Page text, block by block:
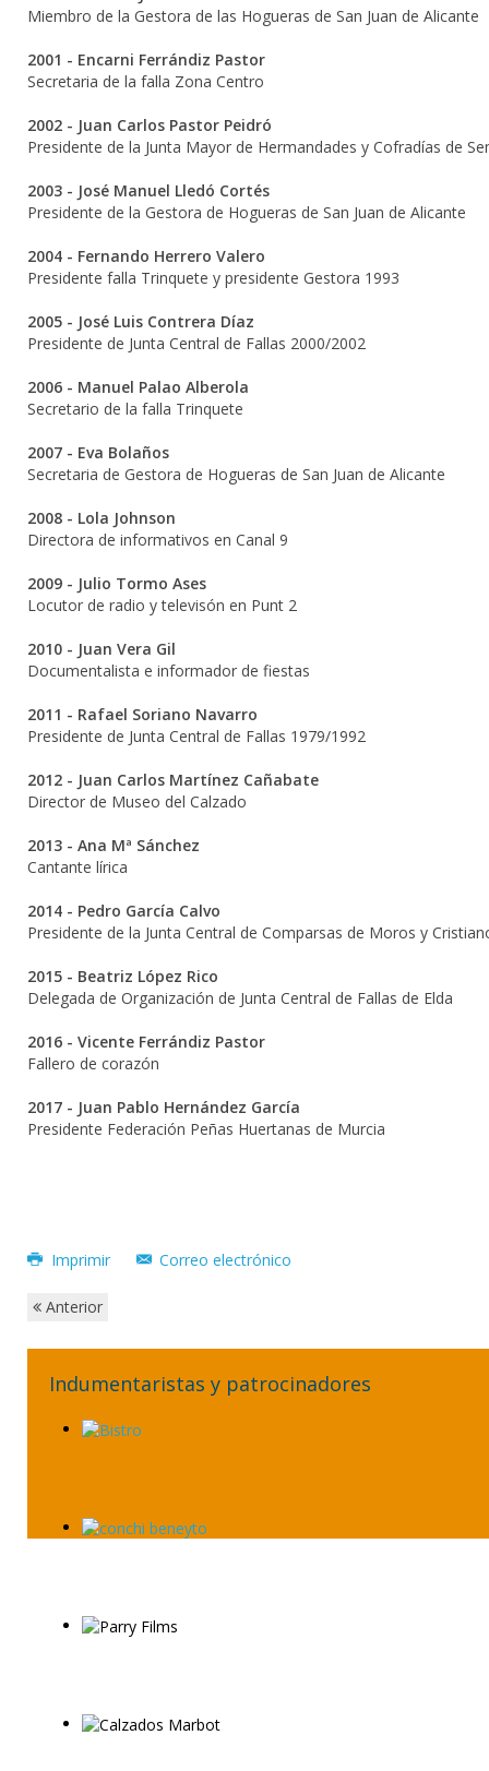
Miembro de la Gestora de las Hogueras de San Juan de Alicante
2001 - Encarni Ferrándiz Pastor
Secretaria de la falla Zona Centro
2002 - Juan Carlos Pastor Peidró
Presidente de la Junta Mayor de Hermandades y Cofradías de
2003 - José Manuel Lledó Cortés
Presidente de la Gestora de Hogueras de San Juan de Alicante
2004 - Fernando Herrero Valero
Presidente falla Trinquete y presidente Gestora 1993
2005 - José Luis Contrera Díaz
Presidente de Junta Central de Fallas 2000/2002
2006 - Manuel Palao Alberola
Secretario de la falla Trinquete
2007 - Eva Bolaños
Secretaria de Gestora de Hogueras de San Juan de Alicante
2008 - Lola Johnson
Directora de informativos en Canal 9
2009 - Julio Tormo Ases
Locutor de radio y televisón en Punt 2
2010 - Juan Vera Gil
Documentalista e informador de fiestas
2011 - Rafael Soriano Navarro
Presidente de Junta Central de Fallas 1979/1992
2012 - Juan Carlos Martínez Cañabate
Director de Museo del Calzado
2013 - Ana Mª Sánchez
Cantante lírica
2014 - Pedro García Calvo
Presidente de la Junta Central de Comparsas de Moros y
2015 - Beatriz López Rico
Delegada de Organización de Junta Central de Fallas de Elda
2016 - Vicente Ferrándiz Pastor
Fallero de corazón
2017 - Juan Pablo Hernández García
Presidente Federación Peñas Huertanas de Murcia
Imprimir Correo electrónico
Anterior
Indumentaristas y patrocinadores